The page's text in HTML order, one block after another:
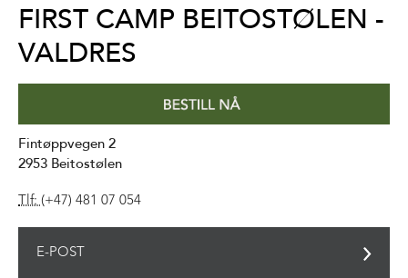
FIRST CAMP BEITOSTØLEN -
VALDRES
Fintøppvegen 2
2953 Beitostølen
Tlf:(+47) 481 07 054
E-POST